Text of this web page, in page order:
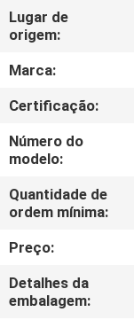
SOBRE
NÓS
VISITA
À
FÁBRICA
CONTROLE
DE
QUALIDADE
Lugar de
origem:
Marca:
Certificação:
Número do
modelo:
Quantidade de
ordem mínima:
Preço:
Detalhes da
embalagem: